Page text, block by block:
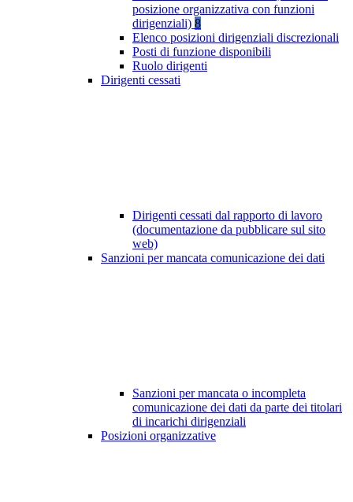
posizione organizzativa con funzioni
dirigenziali) 8
Elenco posizioni dirigenziali discrezionali
Posti di funzione disponibili
Ruolo dirigenti
Dirigenti cessati
Dirigenti cessati dal rapporto di lavoro
(documentazione da pubblicare sul sito
web)
Sanzioni per mancata comunicazione dei dati
Sanzioni per mancata o incompleta
comunicazione dei dati da parte dei titolari
di incarichi dirigenziali
Posizioni organizzative